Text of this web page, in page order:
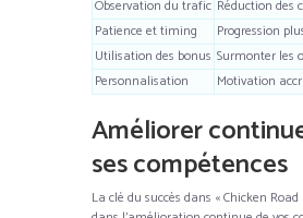
Observation du trafic Réduction des
Patience et timing
Progression
Utilisation des bonus Surmonter les
Personnalisation
Motivation
Améliorer
ses compétences
La clé du succès dans « Chicken Road